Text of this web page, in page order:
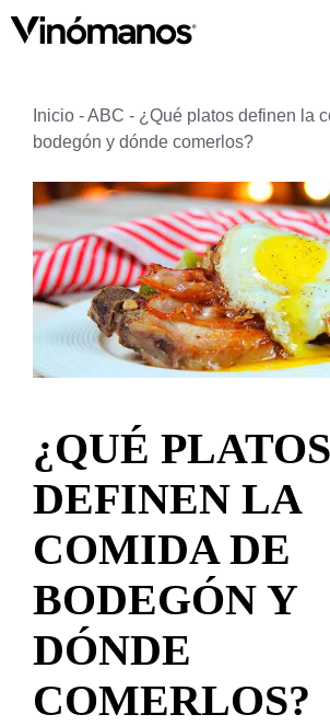
Inicio -ABC - ¿Qué platos definen la
bodegón y dónde comerlos?
¿QUÉ PLATOS
DEFINEN LA
COMIDA DE
BODEGÓN Y
DÓNDE
COMERLOS?